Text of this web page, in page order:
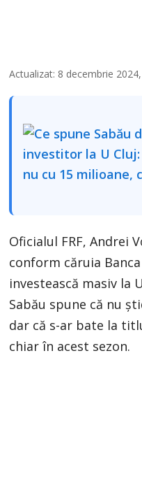
Actualizat: 8 decembrie
Oficialul FRF, Andrei
conform căruia
investească masiv la
Sabău spune că nu
dar că s-ar bate la
chiar în acest sezon.